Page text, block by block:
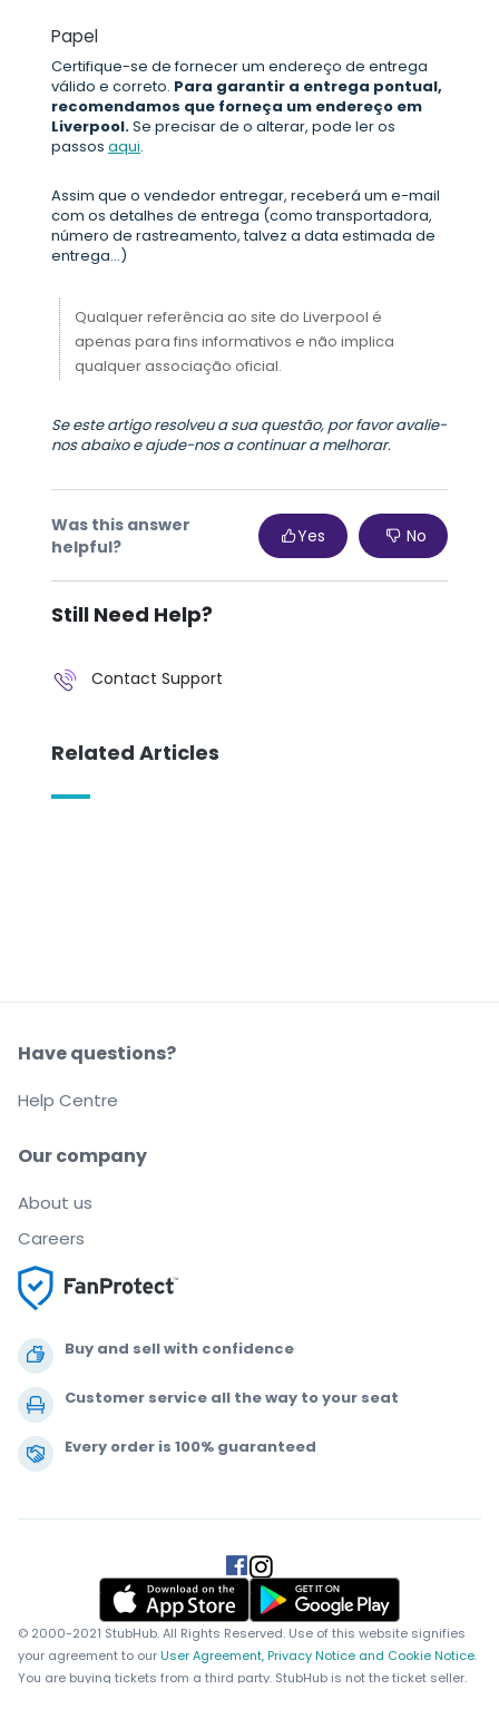
Papel
Certifique-se de fornecer um endereço de entrega
válido e correto. Para garantir a entrega pontual,
recomendamos que forneça um endereço em
Liverpool.Se precisar de o alterar, pode ler os
passos aqui.
Assim que o vendedor entregar, receberá um e-mail
com os detalhes de entrega (como transportadora,
número de rastreamento, talvez a data estimada de
entrega...)
Qualquer referência ao site do Liverpool é
apenas para fins informativos e não implica
qualquer associação oficial.
Se este artigo resolveu a sua questão, por favor avalie-
nos abaixo e ajude-nos a continuar a melhorar.
Was this answer
helpful?
Yes No
Still Need Help?
Contact Support
Related Articles
Buy and sell with confidence
Customer service all the way to your seat
Every order is 100% guaranteed
Our company
About us
Careers
Have questions?
Help Centre
© 2000-2021 StubHub. All Rights Reserved. Use of this website signifies
your agreement to our User Agreement, Privacy Notice and Cookie Notice.
You are buying tickets from a third party. StubHub is not the ticket seller.
.
.
.